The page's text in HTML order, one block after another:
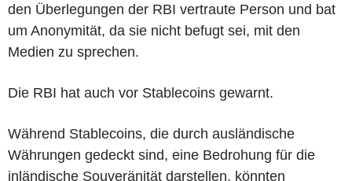
den Überlegungen der RBI vertraute Person und bat
um Anonymität, da sie nicht befugt sei, mit den
Medien zu sprechen.
Die RBI hat auch vor Stablecoins gewarnt.
Während Stablecoins, die durch ausländische
Währungen gedeckt sind, eine Bedrohung für die
inländische Souveränität darstellen, könnten